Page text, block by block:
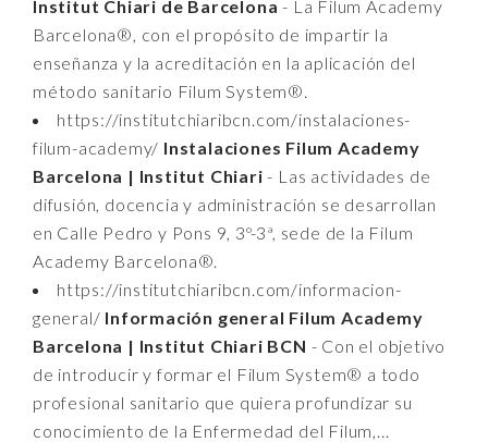
Institut Chiari de Barcelona - La Filum Academy
Barcelona®, con el propósito de impartir la
enseñanza y la acreditación en la aplicación del
método sanitario Filum System®.
https://institutchiaribcn.com/instalaciones-
filum-academy/ Instalaciones Filum Academy
Barcelona | Institut Chiari - Las actividades de
difusión, docencia y administración se desarrollan
en Calle Pedro y Pons 9, 3º-3ª, sede de la Filum
Academy Barcelona®.
https://institutchiaribcn.com/informacion-
general/ Información general Filum Academy
Barcelona | Institut Chiari BCN - Con el objetivo
de introducir y formar el Filum System® a todo
profesional sanitario que quiera profundizar su
conocimiento de la Enfermedad del Filum,...